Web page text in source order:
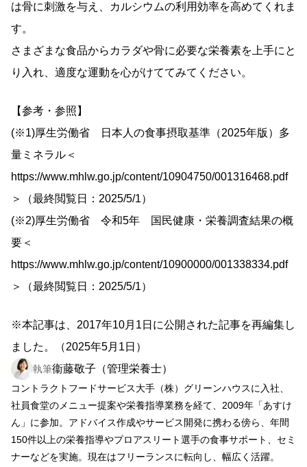
は骨に刺激を与え、カルシウムの利用効率を高めてくれま
す。
さまざまな食品からカラダや骨に必要な栄養素を上手にと
り入れ、適度な運動を心がけててみてください。
【参考・参照】
(※1)厚生労働省 日本人の食事摂取基準（2025年版）多
量ミネラル＜
https://www.mhlw.go.jp/content/10904750/001316468.pdf
＞（最終閲覧日：2025/5/1）
(※2)厚生労働省 令和5年 国民健康・栄養調査結果の概
要＜
https://www.mhlw.go.jp/content/10900000/001338334.pdf
＞（最終閲覧日：2025/5/1）
※本記事は、2017年10月1日に公開された記事を再編集し
ました。（2025年5月1日）
執筆衞藤敬子（管理栄養士）
コントラクトフードサービス大手（株）グリーンハウスに入社、
社員食堂のメニュー提案や栄養指導業務を経て、2009年「あすけ
ん」に参加。アドバイス作成やサービス開発に携わる傍ら、年間
150件以上の栄養指導やプロアスリート選手の食事サポート、セミ
ナーなどを実施。現在はフリーランスに転向し、幅広く活躍。